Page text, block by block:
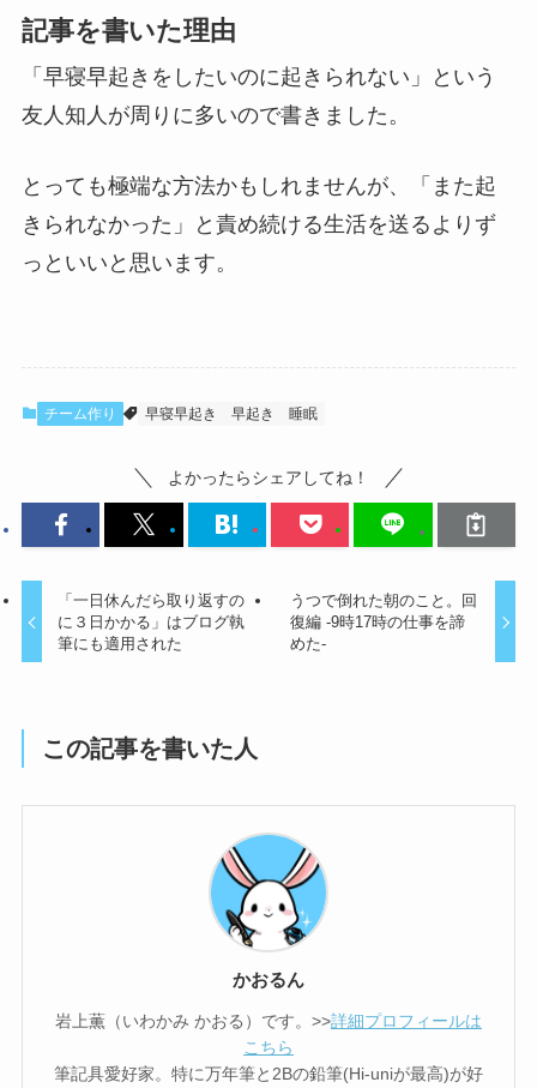
記事を書いた理由
「早寝早起きをしたいのに起きられない」という
友人知人が周りに多いので書きました。
とっても極端な方法かもしれませんが、「また起
きられなかった」と責め続ける生活を送るよりず
っといいと思います。
チーム作り 早寝早起き 早起き 睡眠
よかったらシェアしてね！
「一日休んだら取り返すの
に３日かかる」はブログ執
筆にも適用された
うつで倒れた朝のこと。回
復編 -9時17時の仕事を諦
めた-
この記事を書いた人
かおるん
岩上薫（いわかみ かおる）です。>>詳細プロフィールは
こちら
筆記具愛好家。特に万年筆と2Bの鉛筆(Hi-uniが最高)が好